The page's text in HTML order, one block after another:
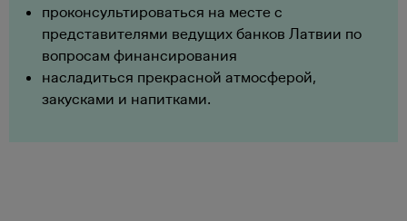
проконсультироваться на месте с
представителями ведущих банков Латвии по
вопросам финансирования
насладиться прекрасной атмосферой,
закусками и напитками.